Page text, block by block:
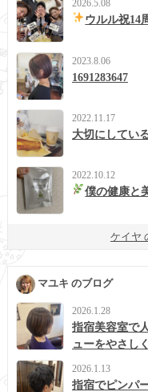
2026.5.08
ウルル祝14
2023.8.06
1691283647
2022.11.17
大切にしてい
2022.10.12
僕の健康と
ケイヤ
マユキ のブログ
2026.1.28
指宿美容室で
ューをやさし
2026.1.13
指宿でピンパ